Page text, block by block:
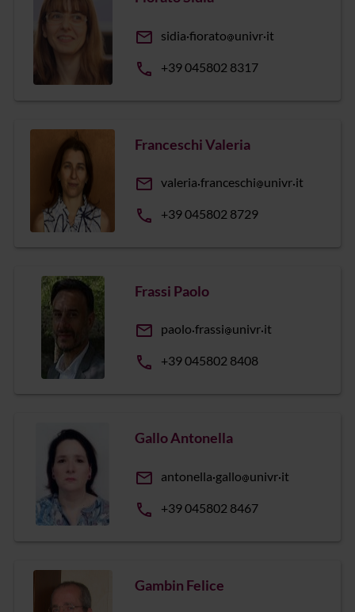
email sidia fiorato univr it
phone +39 045802 8317
Franceschi Valeria
email valeria franceschi univr it
phone +39 045802 8729
Frassi Paolo
email paolo frassi univr it
phone +39 045802 8408
Gallo Antonella
email antonella gallo univr it
phone +39 045802 8467
Gambin Felice